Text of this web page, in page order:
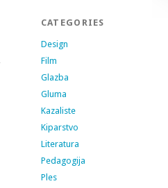
CATEGORIES
Design
Film
Glazba
Gluma
Kazaliste
Kiparstvo
Literatura
Pedagogija
Ples